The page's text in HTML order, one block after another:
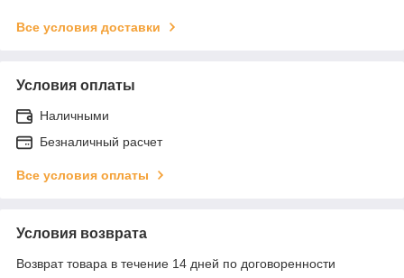
Все условия доставки
Условия оплаты
Наличными
Безналичный расчет
Все условия оплаты
Условия возврата
Возврат товара в течение 14 дней по договоренности